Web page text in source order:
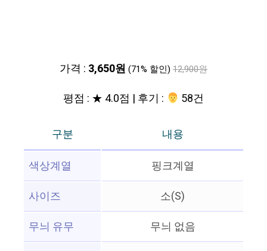
가격 : 3,650원 (71% 할인) 12,900원
평점 : ★ 4.0점 | 후기 : ‍‍ 58건
구분
내용
색상계열
핑크계열
사이즈
소(S)
무늬 유무
무늬 없음